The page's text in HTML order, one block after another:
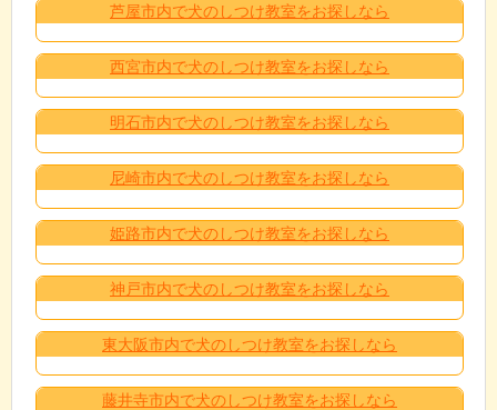
芦屋市内で犬のしつけ教室をお探しなら
西宮市内で犬のしつけ教室をお探しなら
明石市内で犬のしつけ教室をお探しなら
尼崎市内で犬のしつけ教室をお探しなら
姫路市内で犬のしつけ教室をお探しなら
神戸市内で犬のしつけ教室をお探しなら
東大阪市内で犬のしつけ教室をお探しなら
藤井寺市内で犬のしつけ教室をお探しなら